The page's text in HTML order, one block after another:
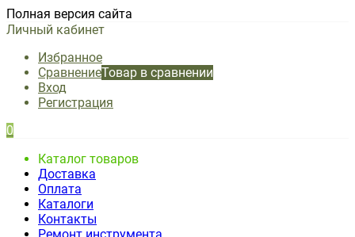
Полная версия сайта
Личный кабинет
Избранное
СравнениеТовар в сравнении
Вход
Регистрация
0
Каталог товаров
Доставка
Оплата
Каталоги
Контакты